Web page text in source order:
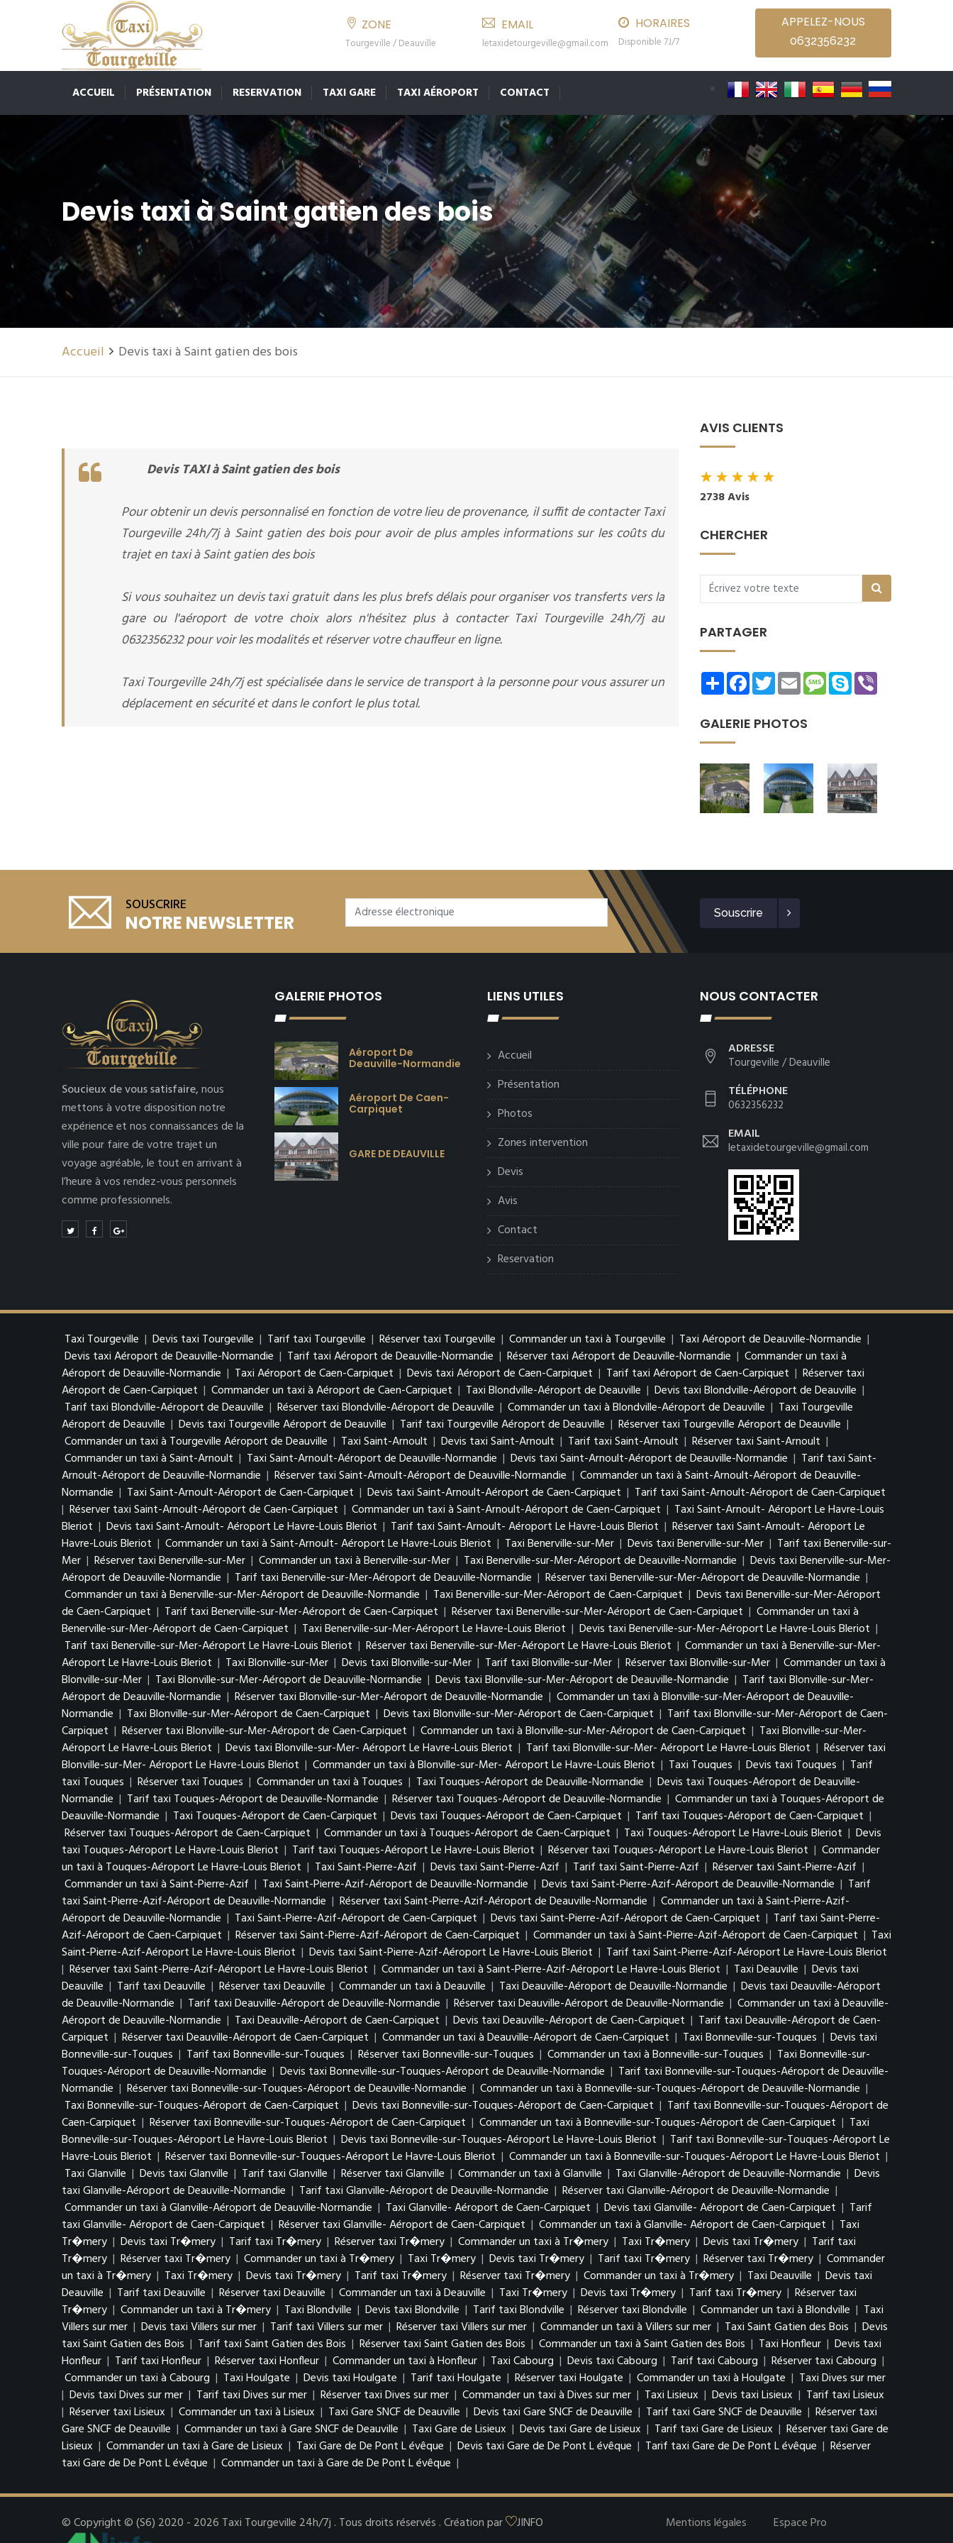
ZONE
Tourgeville / Deauville
EMAIL
letaxidetourgeville@gmail.com
HORAIRES
Disponible 7J/7
APPELEZ-NOUS
0632356232
ACCUEIL PRÉSENTATION RESERVATION TAXI GARE TAXI AÉROPORT CONTACT
Devis taxi à Saint gatien des bois
Accueil Devis taxi à Saint gatien des bois
Devis TAXI à Saint gatien des bois
Pour obtenir un devis personnalisé en fonction de votre lieu de provenance, il suffit de contacter Taxi
Tourgeville 24h/7j à Saint gatien des bois pour avoir de plus amples informations sur les coûts du
trajet en taxi à Saint gatien des bois
Si vous souhaitez un devis taxi gratuit dans les plus brefs délais pour organiser vos transferts vers la
gare ou l'aéroport de votre choix alors n'hésitez plus à contacter Taxi Tourgeville 24h/7j au
0632356232 pour voir les modalités et réserver votre chauffeur en ligne.
Taxi Tourgeville 24h/7j est spécialisée dans le service de transport à la personne pour vous assurer un
déplacement en sécurité et dans le confort le plus total.
AVIS CLIENTS
★★★★★
2738 Avis
CHERCHER
PARTAGER
ShareFacebookTwitterEmailMessage
Skype
GALERIE PHOTOS
SOUSCRIRE
NOTRE NEWSLETTER Souscrire
Soucieux de vous satisfaire,nous
mettons à votre disposition notre
expérience et nos connaissances de la
ville pour faire de votre trajet un
voyage agréable, le tout en arrivant à
l’heure à vos rendez-vous personnels
comme professionnels.
GALERIE PHOTOS
Aéroport De
Deauville-Normandie
Aéroport De Caen-
Carpiquet
GARE DE DEAUVILLE
LIENS UTILES
Accueil
Présentation
Photos
Zones intervention
Devis
Avis
Contact
Reservation
NOUS CONTACTER
ADRESSE
Tourgeville / Deauville
TÉLÉPHONE
0632356232
EMAIL
letaxidetourgeville@gmail.com
Taxi Tourgeville | Devis taxi Tourgeville | Tarif taxi Tourgeville | Réserver taxi Tourgeville | Commander un taxi à Tourgeville | Taxi Aéroport de Deauville-Normandie |
Devis taxi Aéroport de Deauville-Normandie | Tarif taxi Aéroport de Deauville-Normandie | Réserver taxi Aéroport de Deauville-Normandie | Commander un taxi à
Aéroport de Deauville-Normandie | Taxi Aéroport de Caen-Carpiquet | Devis taxi Aéroport de Caen-Carpiquet | Tarif taxi Aéroport de Caen-Carpiquet | Réserver taxi
Aéroport de Caen-Carpiquet | Commander un taxi à Aéroport de Caen-Carpiquet | Taxi Blondville-Aéroport de Deauville | Devis taxi Blondville-Aéroport de Deauville |
Tarif taxi Blondville-Aéroport de Deauville | Réserver taxi Blondville-Aéroport de Deauville | Commander un taxi à Blondville-Aéroport de Deauville | Taxi Tourgeville
Aéroport de Deauville | Devis taxi Tourgeville Aéroport de Deauville | Tarif taxi Tourgeville Aéroport de Deauville | Réserver taxi Tourgeville Aéroport de Deauville |
Commander un taxi à Tourgeville Aéroport de Deauville | Taxi Saint-Arnoult | Devis taxi Saint-Arnoult | Tarif taxi Saint-Arnoult | Réserver taxi Saint-Arnoult |
Commander un taxi à Saint-Arnoult | Taxi Saint-Arnoult-Aéroport de Deauville-Normandie | Devis taxi Saint-Arnoult-Aéroport de Deauville-Normandie | Tarif taxi Saint-
Arnoult-Aéroport de Deauville-Normandie | Réserver taxi Saint-Arnoult-Aéroport de Deauville-Normandie | Commander un taxi à Saint-Arnoult-Aéroport de Deauville-
Normandie | Taxi Saint-Arnoult-Aéroport de Caen-Carpiquet | Devis taxi Saint-Arnoult-Aéroport de Caen-Carpiquet | Tarif taxi Saint-Arnoult-Aéroport de Caen-Carpiquet
| Réserver taxi Saint-Arnoult-Aéroport de Caen-Carpiquet | Commander un taxi à Saint-Arnoult-Aéroport de Caen-Carpiquet | Taxi Saint-Arnoult- Aéroport Le Havre-Louis
Bleriot | Devis taxi Saint-Arnoult- Aéroport Le Havre-Louis Bleriot | Tarif taxi Saint-Arnoult- Aéroport Le Havre-Louis Bleriot | Réserver taxi Saint-Arnoult- Aéroport Le
Havre-Louis Bleriot | Commander un taxi à Saint-Arnoult- Aéroport Le Havre-Louis Bleriot | Taxi Benerville-sur-Mer | Devis taxi Benerville-sur-Mer | Tarif taxi Benerville-sur-
Mer | Réserver taxi Benerville-sur-Mer | Commander un taxi à Benerville-sur-Mer | Taxi Benerville-sur-Mer-Aéroport de Deauville-Normandie | Devis taxi Benerville-sur-Mer-
Aéroport de Deauville-Normandie | Tarif taxi Benerville-sur-Mer-Aéroport de Deauville-Normandie | Réserver taxi Benerville-sur-Mer-Aéroport de Deauville-Normandie |
Commander un taxi à Benerville-sur-Mer-Aéroport de Deauville-Normandie | Taxi Benerville-sur-Mer-Aéroport de Caen-Carpiquet | Devis taxi Benerville-sur-Mer-Aéroport
de Caen-Carpiquet | Tarif taxi Benerville-sur-Mer-Aéroport de Caen-Carpiquet | Réserver taxi Benerville-sur-Mer-Aéroport de Caen-Carpiquet | Commander un taxi à
Benerville-sur-Mer-Aéroport de Caen-Carpiquet | Taxi Benerville-sur-Mer-Aéroport Le Havre-Louis Bleriot | Devis taxi Benerville-sur-Mer-Aéroport Le Havre-Louis Bleriot |
Tarif taxi Benerville-sur-Mer-Aéroport Le Havre-Louis Bleriot | Réserver taxi Benerville-sur-Mer-Aéroport Le Havre-Louis Bleriot | Commander un taxi à Benerville-sur-Mer-
Aéroport Le Havre-Louis Bleriot | Taxi Blonville-sur-Mer | Devis taxi Blonville-sur-Mer | Tarif taxi Blonville-sur-Mer | Réserver taxi Blonville-sur-Mer | Commander un taxi à
Blonville-sur-Mer | Taxi Blonville-sur-Mer-Aéroport de Deauville-Normandie | Devis taxi Blonville-sur-Mer-Aéroport de Deauville-Normandie | Tarif taxi Blonville-sur-Mer-
Aéroport de Deauville-Normandie | Réserver taxi Blonville-sur-Mer-Aéroport de Deauville-Normandie | Commander un taxi à Blonville-sur-Mer-Aéroport de Deauville-
Normandie | Taxi Blonville-sur-Mer-Aéroport de Caen-Carpiquet | Devis taxi Blonville-sur-Mer-Aéroport de Caen-Carpiquet | Tarif taxi Blonville-sur-Mer-Aéroport de Caen-
Carpiquet | Réserver taxi Blonville-sur-Mer-Aéroport de Caen-Carpiquet | Commander un taxi à Blonville-sur-Mer-Aéroport de Caen-Carpiquet | Taxi Blonville-sur-Mer-
Aéroport Le Havre-Louis Bleriot | Devis taxi Blonville-sur-Mer- Aéroport Le Havre-Louis Bleriot | Tarif taxi Blonville-sur-Mer- Aéroport Le Havre-Louis Bleriot | Réserver taxi
Blonville-sur-Mer- Aéroport Le Havre-Louis Bleriot | Commander un taxi à Blonville-sur-Mer- Aéroport Le Havre-Louis Bleriot | Taxi Touques | Devis taxi Touques | Tarif
taxi Touques | Réserver taxi Touques | Commander un taxi à Touques | Taxi Touques-Aéroport de Deauville-Normandie | Devis taxi Touques-Aéroport de Deauville-
Normandie | Tarif taxi Touques-Aéroport de Deauville-Normandie | Réserver taxi Touques-Aéroport de Deauville-Normandie | Commander un taxi à Touques-Aéroport de
Deauville-Normandie | Taxi Touques-Aéroport de Caen-Carpiquet | Devis taxi Touques-Aéroport de Caen-Carpiquet | Tarif taxi Touques-Aéroport de Caen-Carpiquet |
Réserver taxi Touques-Aéroport de Caen-Carpiquet | Commander un taxi à Touques-Aéroport de Caen-Carpiquet | Taxi Touques-Aéroport Le Havre-Louis Bleriot | Devis
taxi Touques-Aéroport Le Havre-Louis Bleriot | Tarif taxi Touques-Aéroport Le Havre-Louis Bleriot | Réserver taxi Touques-Aéroport Le Havre-Louis Bleriot | Commander
un taxi à Touques-Aéroport Le Havre-Louis Bleriot | Taxi Saint-Pierre-Azif | Devis taxi Saint-Pierre-Azif | Tarif taxi Saint-Pierre-Azif | Réserver taxi Saint-Pierre-Azif |
Commander un taxi à Saint-Pierre-Azif | Taxi Saint-Pierre-Azif-Aéroport de Deauville-Normandie | Devis taxi Saint-Pierre-Azif-Aéroport de Deauville-Normandie | Tarif
taxi Saint-Pierre-Azif-Aéroport de Deauville-Normandie | Réserver taxi Saint-Pierre-Azif-Aéroport de Deauville-Normandie | Commander un taxi à Saint-Pierre-Azif-
Aéroport de Deauville-Normandie | Taxi Saint-Pierre-Azif-Aéroport de Caen-Carpiquet | Devis taxi Saint-Pierre-Azif-Aéroport de Caen-Carpiquet | Tarif taxi Saint-Pierre-
Azif-Aéroport de Caen-Carpiquet | Réserver taxi Saint-Pierre-Azif-Aéroport de Caen-Carpiquet | Commander un taxi à Saint-Pierre-Azif-Aéroport de Caen-Carpiquet | Taxi
Saint-Pierre-Azif-Aéroport Le Havre-Louis Bleriot | Devis taxi Saint-Pierre-Azif-Aéroport Le Havre-Louis Bleriot | Tarif taxi Saint-Pierre-Azif-Aéroport Le Havre-Louis Bleriot
| Réserver taxi Saint-Pierre-Azif-Aéroport Le Havre-Louis Bleriot | Commander un taxi à Saint-Pierre-Azif-Aéroport Le Havre-Louis Bleriot | Taxi Deauville | Devis taxi
Deauville | Tarif taxi Deauville | Réserver taxi Deauville | Commander un taxi à Deauville | Taxi Deauville-Aéroport de Deauville-Normandie | Devis taxi Deauville-Aéroport
de Deauville-Normandie | Tarif taxi Deauville-Aéroport de Deauville-Normandie | Réserver taxi Deauville-Aéroport de Deauville-Normandie | Commander un taxi à Deauville-
Aéroport de Deauville-Normandie | Taxi Deauville-Aéroport de Caen-Carpiquet | Devis taxi Deauville-Aéroport de Caen-Carpiquet | Tarif taxi Deauville-Aéroport de Caen-
Carpiquet | Réserver taxi Deauville-Aéroport de Caen-Carpiquet | Commander un taxi à Deauville-Aéroport de Caen-Carpiquet | Taxi Bonneville-sur-Touques | Devis taxi
Bonneville-sur-Touques | Tarif taxi Bonneville-sur-Touques | Réserver taxi Bonneville-sur-Touques | Commander un taxi à Bonneville-sur-Touques | Taxi Bonneville-sur-
Touques-Aéroport de Deauville-Normandie | Devis taxi Bonneville-sur-Touques-Aéroport de Deauville-Normandie | Tarif taxi Bonneville-sur-Touques-Aéroport de Deauville-
Normandie | Réserver taxi Bonneville-sur-Touques-Aéroport de Deauville-Normandie | Commander un taxi à Bonneville-sur-Touques-Aéroport de Deauville-Normandie |
Taxi Bonneville-sur-Touques-Aéroport de Caen-Carpiquet | Devis taxi Bonneville-sur-Touques-Aéroport de Caen-Carpiquet | Tarif taxi Bonneville-sur-Touques-Aéroport de
Caen-Carpiquet | Réserver taxi Bonneville-sur-Touques-Aéroport de Caen-Carpiquet | Commander un taxi à Bonneville-sur-Touques-Aéroport de Caen-Carpiquet | Taxi
Bonneville-sur-Touques-Aéroport Le Havre-Louis Bleriot | Devis taxi Bonneville-sur-Touques-Aéroport Le Havre-Louis Bleriot | Tarif taxi Bonneville-sur-Touques-Aéroport Le
Havre-Louis Bleriot | Réserver taxi Bonneville-sur-Touques-Aéroport Le Havre-Louis Bleriot | Commander un taxi à Bonneville-sur-Touques-Aéroport Le Havre-Louis Bleriot |
Taxi Glanville | Devis taxi Glanville | Tarif taxi Glanville | Réserver taxi Glanville | Commander un taxi à Glanville | Taxi Glanville-Aéroport de Deauville-Normandie | Devis
taxi Glanville-Aéroport de Deauville-Normandie | Tarif taxi Glanville-Aéroport de Deauville-Normandie | Réserver taxi Glanville-Aéroport de Deauville-Normandie |
Commander un taxi à Glanville-Aéroport de Deauville-Normandie | Taxi Glanville- Aéroport de Caen-Carpiquet | Devis taxi Glanville- Aéroport de Caen-Carpiquet | Tarif
taxi Glanville- Aéroport de Caen-Carpiquet | Réserver taxi Glanville- Aéroport de Caen-Carpiquet | Commander un taxi à Glanville- Aéroport de Caen-Carpiquet | Taxi
Tr�mery | Devis taxi Tr�mery | Tarif taxi Tr�mery | Réserver taxi Tr�mery | Commander un taxi à Tr�mery | Taxi Tr�mery | Devis taxi Tr�mery | Tarif taxi
Tr�mery | Réserver taxi Tr�mery | Commander un taxi à Tr�mery | Taxi Tr�mery | Devis taxi Tr�mery | Tarif taxi Tr�mery | Réserver taxi Tr�mery | Commander
un taxi à Tr�mery | Taxi Tr�mery | Devis taxi Tr�mery | Tarif taxi Tr�mery | Réserver taxi Tr�mery | Commander un taxi à Tr�mery | Taxi Deauville | Devis taxi
Deauville | Tarif taxi Deauville | Réserver taxi Deauville | Commander un taxi à Deauville | Taxi Tr�mery | Devis taxi Tr�mery | Tarif taxi Tr�mery | Réserver taxi
Tr�mery | Commander un taxi à Tr�mery | Taxi Blondville | Devis taxi Blondville | Tarif taxi Blondville | Réserver taxi Blondville | Commander un taxi à Blondville | Taxi
Villers sur mer | Devis taxi Villers sur mer | Tarif taxi Villers sur mer | Réserver taxi Villers sur mer | Commander un taxi à Villers sur mer | Taxi Saint Gatien des Bois | Devis
taxi Saint Gatien des Bois | Tarif taxi Saint Gatien des Bois | Réserver taxi Saint Gatien des Bois | Commander un taxi à Saint Gatien des Bois | Taxi Honfleur | Devis taxi
Honfleur | Tarif taxi Honfleur | Réserver taxi Honfleur | Commander un taxi à Honfleur | Taxi Cabourg | Devis taxi Cabourg | Tarif taxi Cabourg | Réserver taxi Cabourg |
Commander un taxi à Cabourg | Taxi Houlgate | Devis taxi Houlgate | Tarif taxi Houlgate | Réserver taxi Houlgate | Commander un taxi à Houlgate | Taxi Dives sur mer
| Devis taxi Dives sur mer | Tarif taxi Dives sur mer | Réserver taxi Dives sur mer | Commander un taxi à Dives sur mer | Taxi Lisieux | Devis taxi Lisieux | Tarif taxi Lisieux
| Réserver taxi Lisieux | Commander un taxi à Lisieux | Taxi Gare SNCF de Deauville | Devis taxi Gare SNCF de Deauville | Tarif taxi Gare SNCF de Deauville | Réserver taxi
Gare SNCF de Deauville | Commander un taxi à Gare SNCF de Deauville | Taxi Gare de Lisieux | Devis taxi Gare de Lisieux | Tarif taxi Gare de Lisieux | Réserver taxi Gare de
Lisieux | Commander un taxi à Gare de Lisieux | Taxi Gare de De Pont L évêque | Devis taxi Gare de De Pont L évêque | Tarif taxi Gare de De Pont L évêque | Réserver
taxi Gare de De Pont L évêque | Commander un taxi à Gare de De Pont L évêque |
© Copyright © (S6) 2020 - 2026 Taxi Tourgeville 24h/7j . Tous droits réservés . Création par JINFO Mentions légales Espace Pro